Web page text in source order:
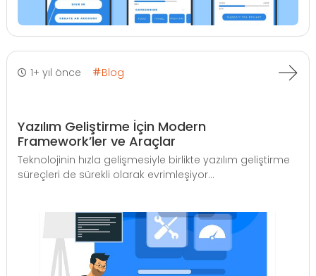
1+ yıl önce Blog
Yazılım Geliştirme İçin Modern
Framework’ler ve Araçlar
Teknolojinin hızla gelişmesiyle birlikte yazılım geliştirme
süreçleri de sürekli olarak evrimleşiyor...